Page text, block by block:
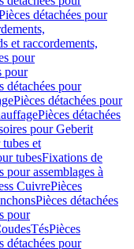
détachées pour
et raccordements,
pour
pour
détachées pour
Pièces détachées pour
Pièces détachées
pour Geberit
et
tubesFixations de
pour assemblages à
CuivrePièces
Pièces détachées
pour
TésPièces
détachées pour